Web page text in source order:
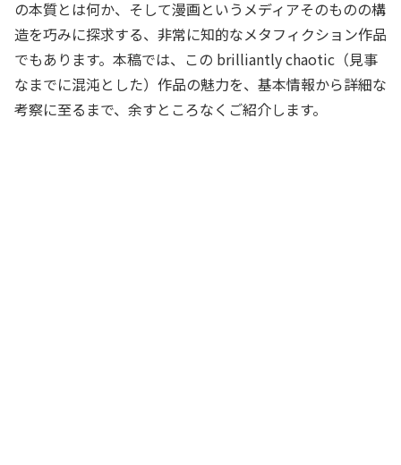
の本質とは何か、そして漫画というメディアそのものの構
造を巧みに探求する、非常に知的なメタフィクション作品
でもあります。本稿では、この brilliantly chaotic（見事
なまでに混沌とした）作品の魅力を、基本情報から詳細な
考察に至るまで、余すところなくご紹介します。